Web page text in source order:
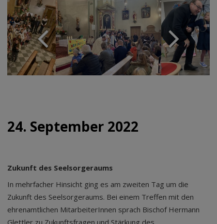
24. September 2022
Zukunft des Seelsorgeraums
In mehrfacher Hinsicht ging es am zweiten Tag um die
Zukunft des Seelsorgeraums. Bei einem Treffen mit den
ehrenamtlichen MitarbeiterInnen sprach Bischof Hermann